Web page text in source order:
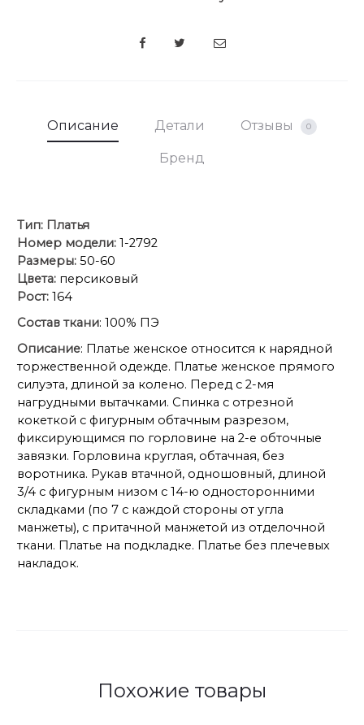
SHARE
Описание Детали Отзывы 0
Бренд
Тип: Платья
Номер модели: 1-2792
Размеры: 50-60
Цвета: персиковый
Рост: 164
Состав ткани: 100% ПЭ
Описание: Платье женское относится к нарядной
торжественной одежде. Платье женское прямого
силуэта, длиной за колено. Перед с 2-мя
нагрудными вытачками. Спинка с отрезной
кокеткой с фигурным обтачным разрезом,
фиксирующимся по горловине на 2-е обточные
завязки. Горловина круглая, обтачная, без
воротника. Рукав втачной, одношовный, длиной
3/4 с фигурным низом с 14-ю односторонними
складками (по 7 с каждой стороны от угла
манжеты), с притачной манжетой из отделочной
ткани. Платье на подкладке. Платье без плечевых
накладок.
Похожие товары